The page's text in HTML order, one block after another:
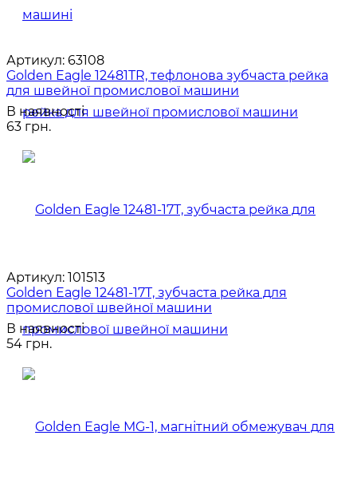
Артикул: 63108
Golden Eagle 12481TR, тефлонова зубчаста рейка
для швейної промислової машини
В наявності
63 грн.
Артикул: 101513
Golden Eagle 12481-17T, зубчаста рейка для
промислової швейної машини
В наявності
54 грн.